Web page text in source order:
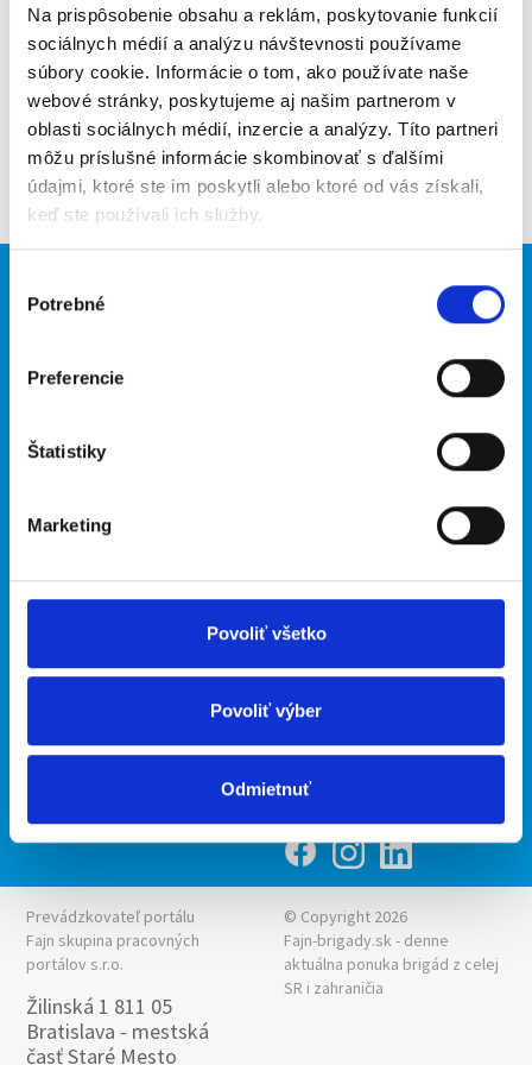
Na prispôsobenie obsahu a reklám, poskytovanie funkcií
sociálnych médií a analýzu návštevnosti používame
súbory cookie. Informácie o tom, ako používate naše
webové stránky, poskytujeme aj našim partnerom v
oblasti sociálnych médií, inzercie a analýzy. Títo partneri
môžu príslušné informácie skombinovať s ďalšími
údajmi, ktoré ste im poskytli alebo ktoré od vás získali,
keď ste používali ich služby.
súhlasu
Potrebné
Preferencie
Štatistiky
Marketing
Povoliť všetko
Povoliť výber
Odmietnuť
Upozorniť na inzerát
Pridať do obľúbených
Späť
Brigádnici
Hľadané brigády
O portáli
O nás
Upraviť predvoľby cookies
Zásady ochrany osobných
Naše ďalšie projekty
Ponuka práce z celej ČR
Ponuka brigády z celej ČR
Prevádzkovateľ portálu
Fajn skupina pracovných
portálov s.r.o.
Žilinská 1 811 05
Bratislava - mestská
časť Staré Mesto
© Copyright 2026
Fajn-brigady.sk - denne
aktuálna ponuka brigád z celej
SR i zahraničia